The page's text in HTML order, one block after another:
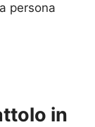
persona
in